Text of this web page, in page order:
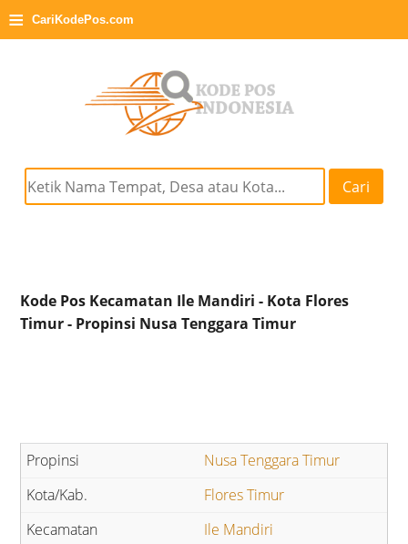
≡ CariKodePos.com
Cari
Kode Pos Kecamatan Ile Mandiri - Kota Flores
Timur - Propinsi Nusa Tenggara Timur
Nusa Tenggara Timur
Flores Timur
Ile Mandiri